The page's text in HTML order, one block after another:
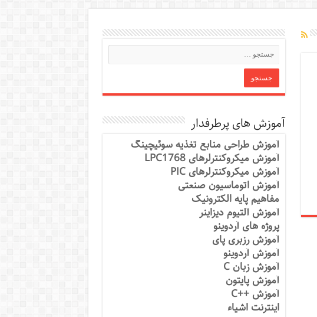
آموزش های پرطرفدار
آموزش طراحی منابع تغذیه سوئیچینگ
آموزش میکروکنترلرهای LPC1768
آموزش میکروکنترلرهای PIC
آموزش اتوماسیون صنعتی
مفاهیم پایه الکترونیک
آموزش آلتیوم دیزاینر
پروژه های آردوینو
آموزش رزبری پای
آموزش آردوینو
آموزش زبان C
آموزش پایتون
آموزش ++C
اینترنت اشیاء